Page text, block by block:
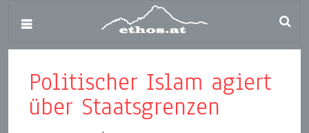
Politischer Islam agiert
über Staatsgrenzen